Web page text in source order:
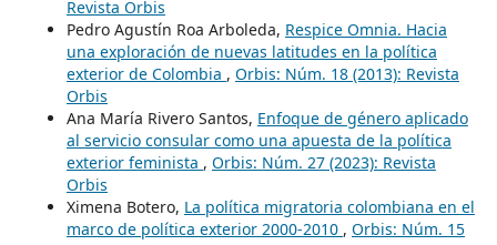
Revista Orbis
Pedro Agustín Roa Arboleda, Respice Omnia. Hacia
una exploración de nuevas latitudes en la política
exterior de Colombia , Orbis: Núm. 18 (2013): Revista
Orbis
Ana María Rivero Santos, Enfoque de género aplicado
al servicio consular como una apuesta de la política
exterior feminista , Orbis: Núm. 27 (2023): Revista
Orbis
Ximena Botero, La política migratoria colombiana en el
marco de política exterior 2000-2010 , Orbis: Núm. 15